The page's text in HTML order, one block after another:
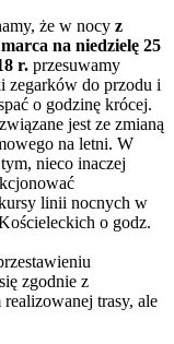
że w nocy z
na niedzielę 25
r. przesuwamy
zegarków do przodu i
o godzinę krócej.
jest ze zmianą
na letni. W
nieco inaczej
linii nocnych w
o godz.
zgodnie z
trasy, ale